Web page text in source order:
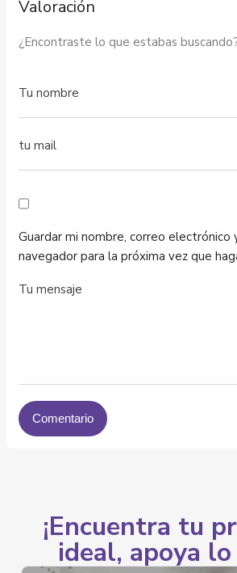
Valoración
¿Encontraste lo que estabas
Guardar mi nombre, correo
navegador para la próxima vez que
¡Encuentra tu
ideal, apoya